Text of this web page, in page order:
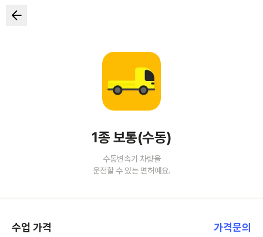
1종 보통(수동)
수동변속기 차량을
운전할 수 있는 면허예요.
수업 가격 가격문의